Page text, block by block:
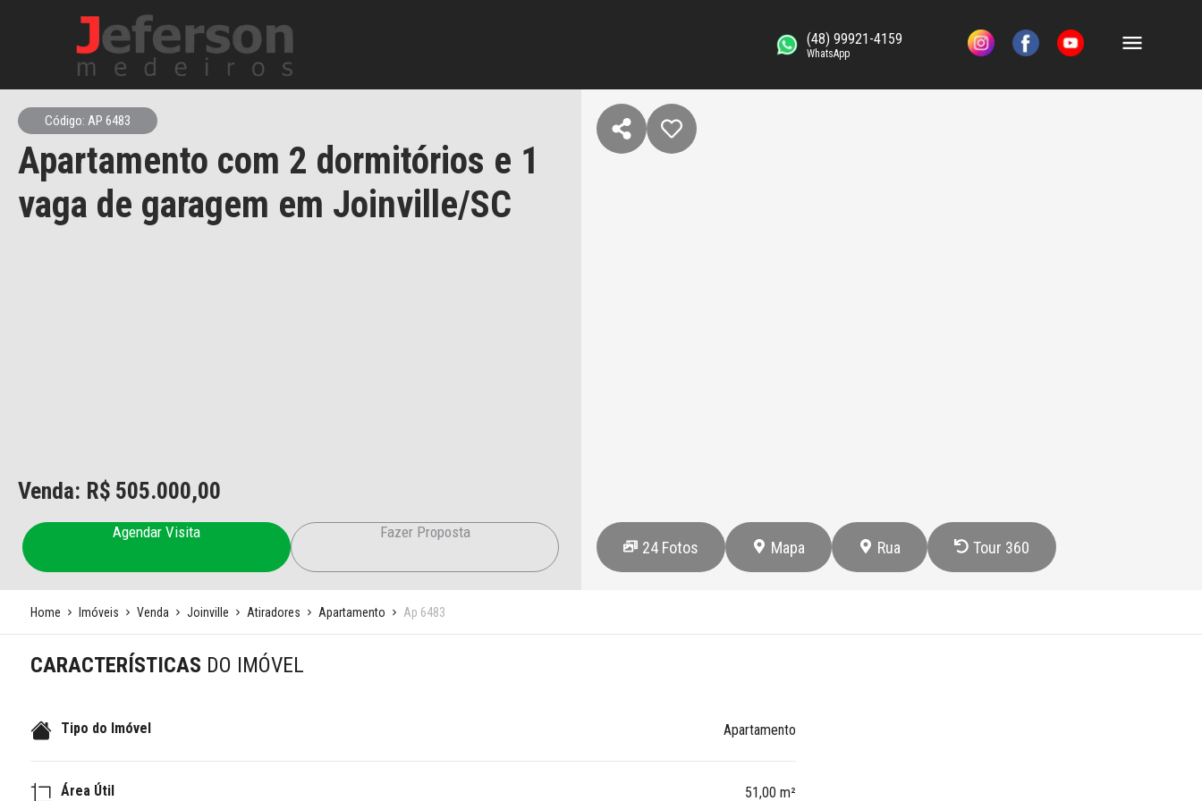
(48) 99921-4159
WhatsApp
Código: AP 6483
Apartamento com 2 dormitórios e 1
vaga de garagem em Joinville/SC
Venda: R$ 505.000,00
Agendar Visita Fazer Proposta
24 Fotos Mapa Rua Tour 360
Home Imóveis Venda Joinville Atiradores Apartamento Ap 6483
CARACTERÍSTICAS DO IMÓVEL
Tipo do Imóvel Apartamento
Área Útil 51,00 m²